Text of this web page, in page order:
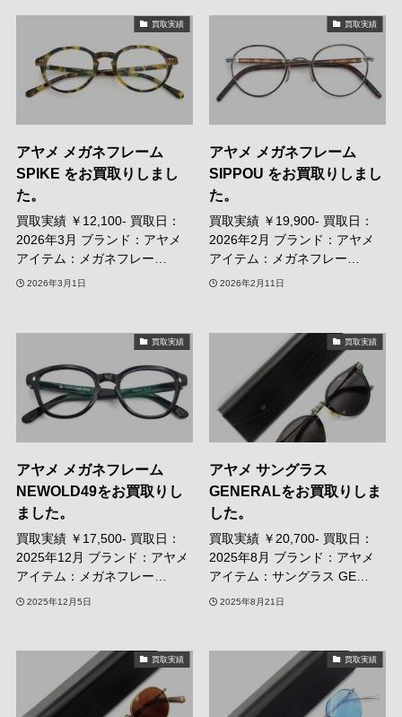
買取実績
アヤメ メガネフレーム
SPIKE をお買取りしまし
た。
買取実績 ￥12,100- 買取日：
2026年3月 ブランド：アヤメ
アイテム：メガネフレー…
2026年3月1日
買取実績
アヤメ メガネフレーム
SIPPOU をお買取りしまし
た。
買取実績 ￥19,900- 買取日：
2026年2月 ブランド：アヤメ
アイテム：メガネフレー…
2026年2月11日
買取実績
アヤメ メガネフレーム
NEWOLD49をお買取りし
ました。
買取実績 ￥17,500- 買取日：
2025年12月 ブランド：アヤメ
アイテム：メガネフレー…
2025年12月5日
買取実績
アヤメ サングラス
GENERALをお買取りしま
した。
買取実績 ￥20,700- 買取日：
2025年8月 ブランド：アヤメ
アイテム：サングラス GE…
2025年8月21日
買取実績 買取実績